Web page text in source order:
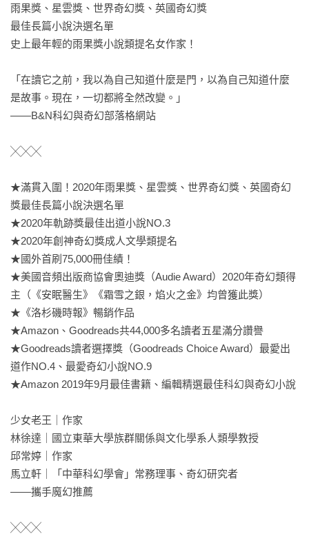
雨果獎、星雲獎、世界奇幻獎、英國奇幻獎
最佳長篇小說決選名單
史上最年輕的雨果獎小說類提名女作家！
「在讀它之前，我以為自己知道什麼是門，以為自己知道什麼
是故事。現在，一切都將全然改變。」
——B&N科幻與奇幻部落格網站
╳╳╳
★滿貫入圍！2020年雨果獎、星雲獎、世界奇幻獎、英國奇幻
獎最佳長篇小說決選名單
★2020年軌跡獎最佳出道小說NO.3
★2020年創神奇幻獎成人文學類提名
★國外首刷75,000冊佳績！
★美國音頻出版商協會奧迪獎（Audie Award）2020年奇幻類得
主（《安眠醫生》《霜雪之銀，焰火之金》均曾獲此獎）
★《洛杉磯時報》暢銷作品
★Amazon、Goodreads共44,000多名讀者五星滿分讚譽
★Goodreads讀者選擇獎（Goodreads Choice Award）最愛出
道作NO.4、最愛奇幻小說NO.9
★Amazon 2019年9月最佳書籍、編輯精選最佳科幻與奇幻小說
少女老王｜作家
林徐達｜國立東華大學族群關係與文化學系人類學教授
邱常婷｜作家
馬立軒｜「中華科幻學會」常務理事、奇幻研究者
——攜手魔幻推薦
╳╳╳